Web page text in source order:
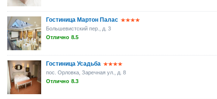
Гостиница Мартон Палас
Большевистский пер., д. 3
Отлично 8.5
Гостиница Усадьба
пос. Орловка, Заречная ул., д. 8
Отлично 8.3